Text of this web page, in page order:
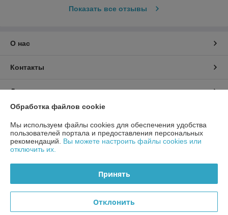
Показать все отзывы
О нас
Контакты
Доставка и оплата
Полная версия сайта
Политика обработки cookies
Сайт создан на платформе Deal.by
Обработка файлов cookie
Мы используем файлы cookies для обеспечения удобства
пользователей портала и предоставления персональных
рекомендаций. Вы можете настроить файлы cookies или
отключить их.
Принять
Отклонить